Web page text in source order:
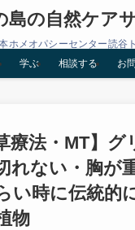
島の自然ケア
ホメオパシーセンター読谷
学ぶ 相談する お
療法・MT】グ
れない・胸が
い時に伝統的
物